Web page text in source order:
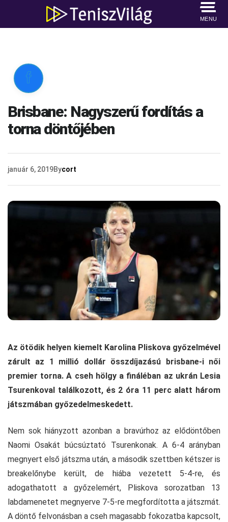
MENU

Brisbane: Nagyszerű fordítás a
torna döntőjében
január 6, 2019Bycort
Az ötödik helyen kiemelt Karolina Pliskova győzelmével
zárult az 1 millió dollár összdíjazású brisbane-i női
premier torna. A cseh hölgy a fináléban az ukrán Lesia
Tsurenkoval találkozott, és 2 óra 11 perc alatt három
játszmában győzedelmeskedett.
Nem sok hiányzott azonban a bravúrhoz az elődöntőben
Naomi Osakát búcsúztató Tsurenkonak. A 6-4 arányban
megnyert első játszma után, a második szettben kétszer is
breakelőnybe került, de hiába vezetett 5-4-re, és
adogathatott a győzelemért, Pliskova sorozatban 13
labdamenetet megnyerve 7-5-re megfordította a játszmát.
A döntő felvonásban a cseh magasabb fokozatba kapcsolt,